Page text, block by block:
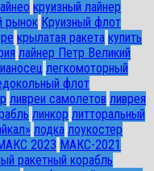
круизный лайнер
рынок Круизный флот
крылатая ракета купить
лайнер Петр Великий
легкомоторный
флот
ливреи самолетов ливрея
линкор литторальный
лодка лоукостер
2023 МАКС-2021
ракетный корабль